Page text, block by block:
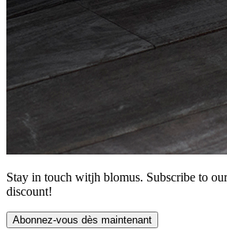
Stay in touch witjh blomus. Subscribe to
discount!
Abonnez-vous dès maintenant